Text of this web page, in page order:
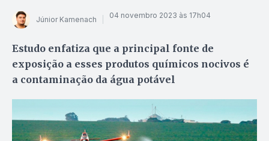
Júnior Kamenach 04 novembro 2023 às 17h04
Estudo enfatiza que a principal fonte de
exposição a esses produtos químicos nocivos é
a contaminação da água potável